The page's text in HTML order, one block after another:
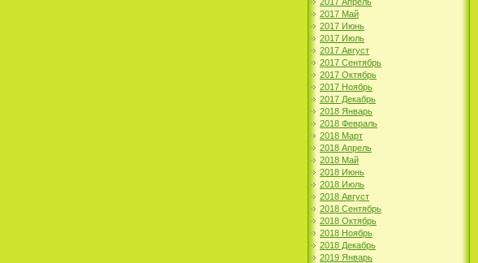
2017 Май
2017 Июнь
2017 Июль
2017 Август
2017 Сентябрь
2017 Октябрь
2017 Ноябрь
2017 Декабрь
2018 Январь
2018 Февраль
2018 Март
2018 Апрель
2018 Май
2018 Июнь
2018 Июль
2018 Август
2018 Сентябрь
2018 Октябрь
2018 Ноябрь
2018 Декабрь
2019 Январь